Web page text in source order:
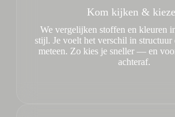
Kom kijken &
We vergelijken stoffen en kleuren
stijl. Je voelt het verschil in structuur
meteen. Zo kies je sneller — en
achteraf.